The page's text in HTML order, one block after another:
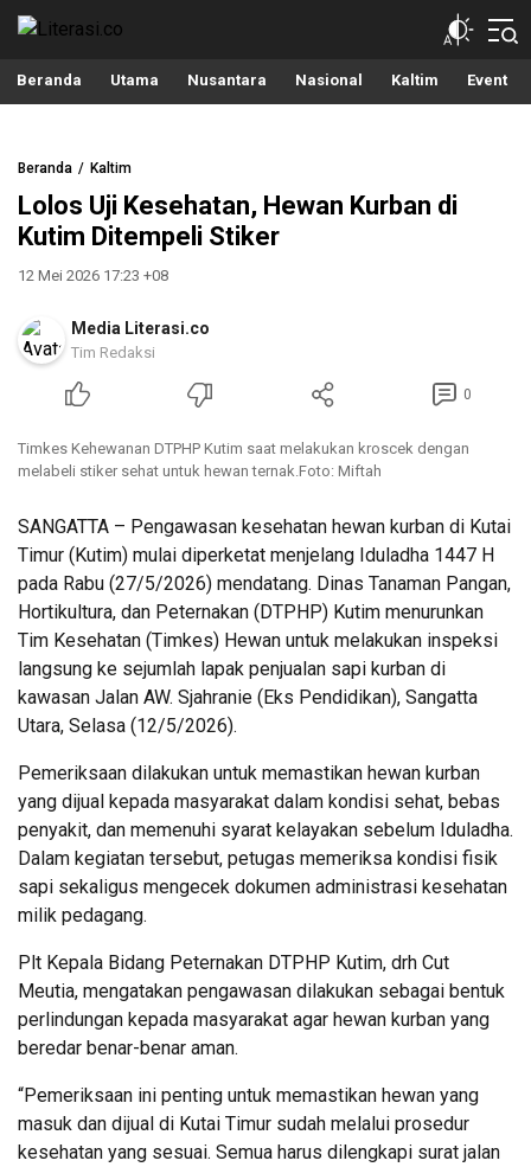
Beranda Utama Nusantara Nasional Kaltim Event
Beranda Kaltim
Lolos Uji Kesehatan, Hewan Kurban di
Kutim Ditempeli Stiker
12 Mei 2026 17:23 +08
Media Literasi.co
Tim Redaksi
0
Timkes Kehewanan DTPHP Kutim saat melakukan kroscek dengan
melabeli stiker sehat untuk hewan ternak.Foto: Miftah
SANGATTA – Pengawasan kesehatan hewan kurban di Kutai
Timur (Kutim) mulai diperketat menjelang Iduladha 1447 H
pada Rabu (27/5/2026) mendatang. Dinas Tanaman Pangan,
Hortikultura, dan Peternakan (DTPHP) Kutim menurunkan
Tim Kesehatan (Timkes) Hewan untuk melakukan inspeksi
langsung ke sejumlah lapak penjualan sapi kurban di
kawasan Jalan AW. Sjahranie (Eks Pendidikan), Sangatta
Utara, Selasa (12/5/2026).
Pemeriksaan dilakukan untuk memastikan hewan kurban
yang dijual kepada masyarakat dalam kondisi sehat, bebas
penyakit, dan memenuhi syarat kelayakan sebelum Iduladha.
Dalam kegiatan tersebut, petugas memeriksa kondisi fisik
sapi sekaligus mengecek dokumen administrasi kesehatan
milik pedagang.
Plt Kepala Bidang Peternakan DTPHP Kutim, drh Cut
Meutia, mengatakan pengawasan dilakukan sebagai bentuk
perlindungan kepada masyarakat agar hewan kurban yang
beredar benar-benar aman.
“Pemeriksaan ini penting untuk memastikan hewan yang
masuk dan dijual di Kutai Timur sudah melalui prosedur
kesehatan yang sesuai. Semua harus dilengkapi surat jalan